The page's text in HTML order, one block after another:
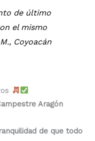
de último
el mismo
Coyoacán
Aragón
de que todo